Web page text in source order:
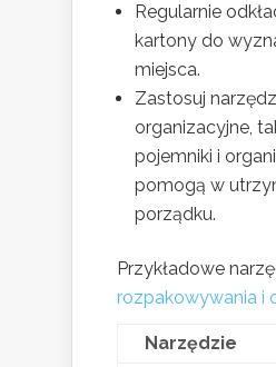
Regularnie
kartony do
miejsca.
Zastosuj
organizacyjne,
pojemniki i
pomogą w
porządku.
Przykładowe
rozpakowywania i
Narzędzie